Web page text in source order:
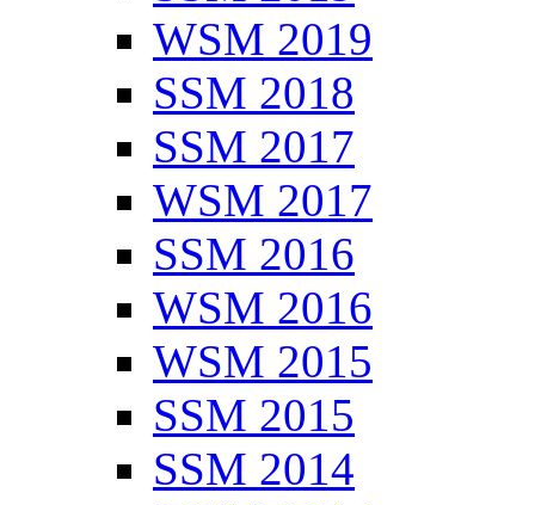
WSM 2019
SSM 2018
SSM 2017
WSM 2017
SSM 2016
WSM 2016
WSM 2015
SSM 2015
SSM 2014